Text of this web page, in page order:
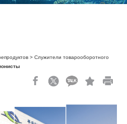
> Служители товарооборотного